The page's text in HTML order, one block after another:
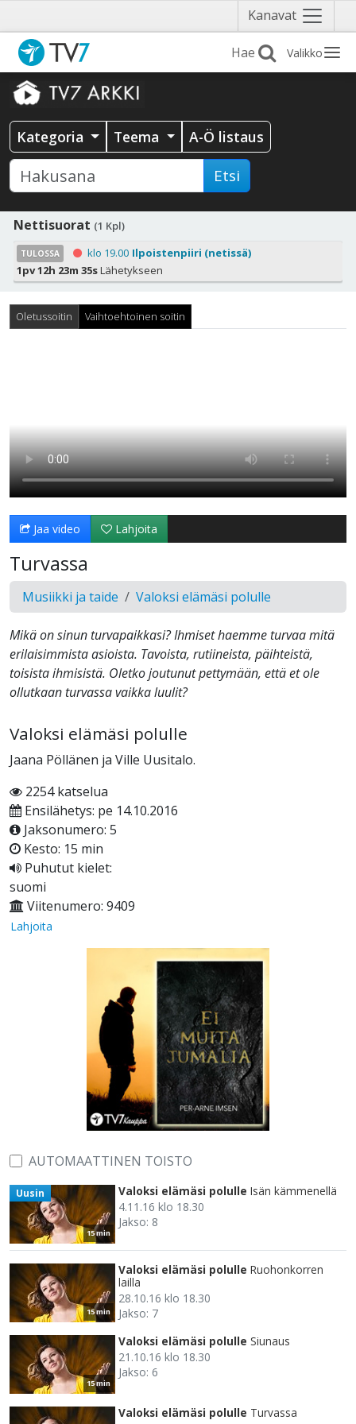
Kanavat Näytä
valikko
Valikko
Kategoria Teema A-Ö listaus
Etsi
Nettisuorat (1 Kpl)
TULOSSA klo 19.00 Ilpoistenpiiri (netissä)
1pv 12h 23m 35sLähetykseen
Oletussoitin Vaihtoehtoinen soitin
Jaa video Lahjoita
Turvassa
Musiikki ja taide Valoksi elämäsi polulle
Mikä on sinun turvapaikkasi? Ihmiset haemme turvaa mitä
erilaisimmista asioista. Tavoista, rutiineista, päihteistä,
toisista ihmisistä. Oletko joutunut pettymään, että et ole
ollutkaan turvassa vaikka luulit?
Valoksi elämäsi polulle
Jaana Pöllänen ja Ville Uusitalo.
2254 katselua
Ensilähetys: pe 14.10.2016
Jaksonumero: 5
Kesto: 15 min
Puhutut kielet:
suomi
Viitenumero: 9409
Lahjoita
AUTOMAATTINEN TOISTO
15 min
Uusin Valoksi elämäsi polulle Isän kämmenellä
4.11.16 klo 18.30
Jakso: 8
15 min
Valoksi elämäsi polulle Ruohonkorren
lailla
28.10.16 klo 18.30
Jakso: 7
15 min
Valoksi elämäsi polulle Siunaus
21.10.16 klo 18.30
Jakso: 6
Valoksi elämäsi polulle Turvassa